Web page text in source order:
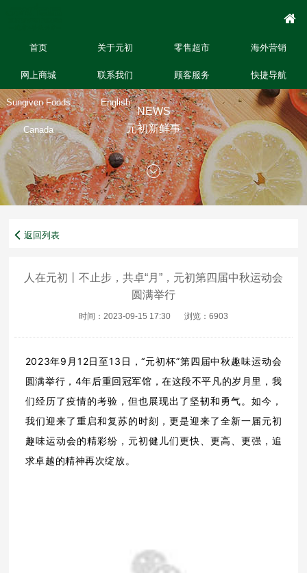
首页 关于元初 零售超市 海外营销
网上商城 联系我们 顾客服务 快捷导航
Sungiven Foods
Canada
English
NEWS
元初新鲜事
返回列表
人在元初丨不止步，共卓“月”，元初第四届中秋运动会
圆满举行
时间：2023-09-15 17:30 浏览：6903
2023年9月12日至13日，“元初杯”第四届中秋趣味运动会
圆满举行，4年后重回冠军馆，在这段不平凡的岁月里，我
们经历了疫情的考验，但也展现出了坚韧和勇气。如今，
我们迎来了重启和复苏的时刻，更是迎来了全新一届元初
趣味运动会的精彩纷，元初健儿们更快、更高、更强，追
求卓越的精神再次绽放。